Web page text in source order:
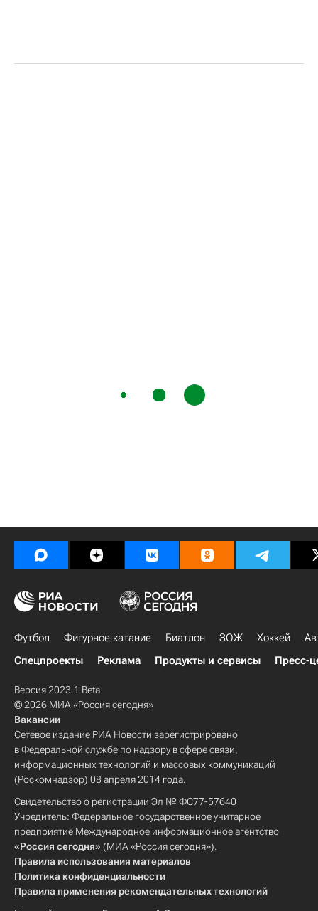
Футбол Фигурное катание Биатлон ЗОЖ Хоккей
Спецпроекты
Реклама Продукты и сервисы Пресс-
Версия 2023.1 Beta
© 2026 МИА «Россия сегодня»
Вакансии
Сетевое издание РИА Новости зарегистрировано
в Федеральной службе по надзору в сфере связи,
информационных технологий и массовых коммуникаций
(Роскомнадзор) 08 апреля 2014 года.
Свидетельство о регистрации Эл № ФС77-57640
Учредитель: Федеральное государственное унитарное
предприятие Международное информационное агентство
«Россия сегодня» (МИА «Россия сегодня»).
Правила использования материалов
Политика конфиденциальности
Правила применения рекомендательных технологий